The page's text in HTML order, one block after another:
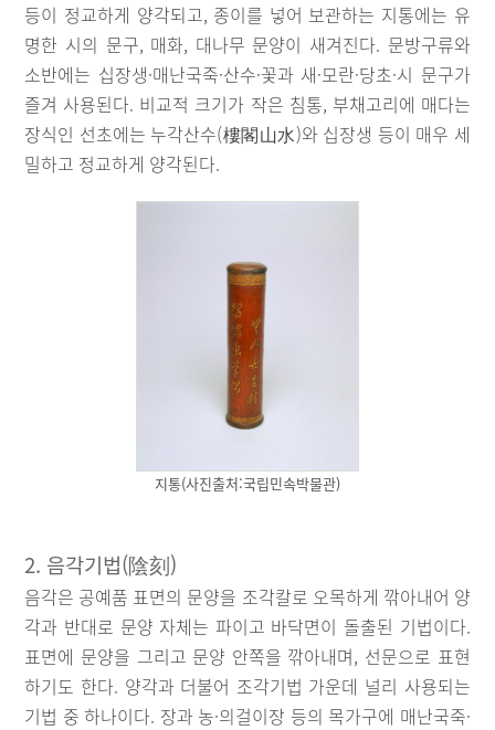
등이 정교하게 양각되고, 종이를 넣어 보관하는 지통에는 유
명한 시의 문구, 매화, 대나무 문양이 새겨진다. 문방구류와
소반에는 십장생·매난국죽·산수·꽃과 새·모란·당초·시 문구가
즐겨 사용된다. 비교적 크기가 작은 침통, 부채고리에 매다는
장식인 선초에는 누각산수(樓閣山水)와 십장생 등이 매우 세
밀하고 정교하게 양각된다.
지통(사진출처:국립민속박물관)
2. 음각기법(陰刻)
음각은 공예품 표면의 문양을 조각칼로 오목하게 깎아내어 양
각과 반대로 문양 자체는 파이고 바닥면이 돌출된 기법이다.
표면에 문양을 그리고 문양 안쪽을 깎아내며, 선문으로 표현
하기도 한다. 양각과 더불어 조각기법 가운데 널리 사용되는
기법 중 하나이다. 장과 농·의걸이장 등의 목가구에 매난국죽·